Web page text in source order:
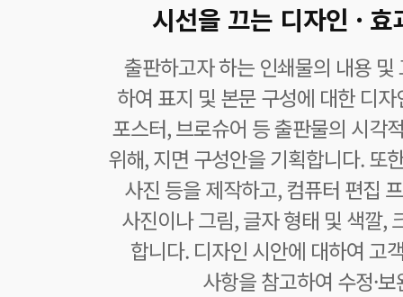
시선을 끄는 디자인 ·
출판하고자 하는 인쇄물의 내용 및
하여 표지 및 본문 구성에 대한 디
포스터, 브로슈어 등 출판물의 시각
위해, 지면 구성안을 기획합니다. 또
사진 등을 제작하고, 컴퓨터 편집
사진이나 그림, 글자 형태 및 색깔,
합니다. 디자인 시안에 대하여 고
사항을 참고하여 수정·